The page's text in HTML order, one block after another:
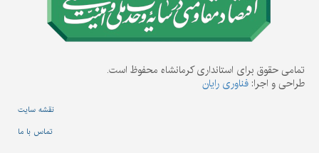
تمامی حقوق برای استانداری کرمانشاه محفوظ است.
طراحی و اجرا: فناوری رایان
نقشه سایت
تماس با ما